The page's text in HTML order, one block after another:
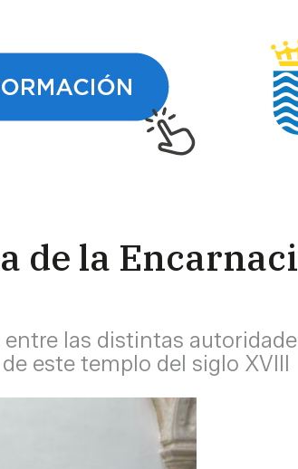
de la
las distintas
este templo del siglo XVIII